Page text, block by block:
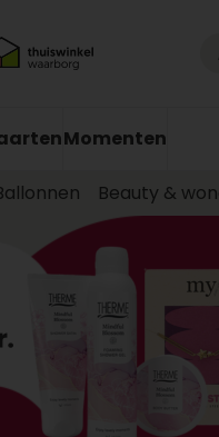
Momenten
Beauty &